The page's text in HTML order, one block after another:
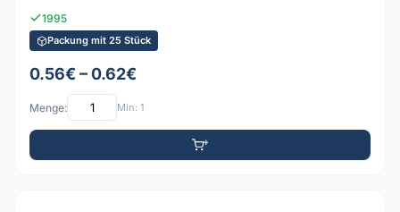
1995
Packung mit 25 Stück
0.56€ – 0.62€
Menge: Min: 1